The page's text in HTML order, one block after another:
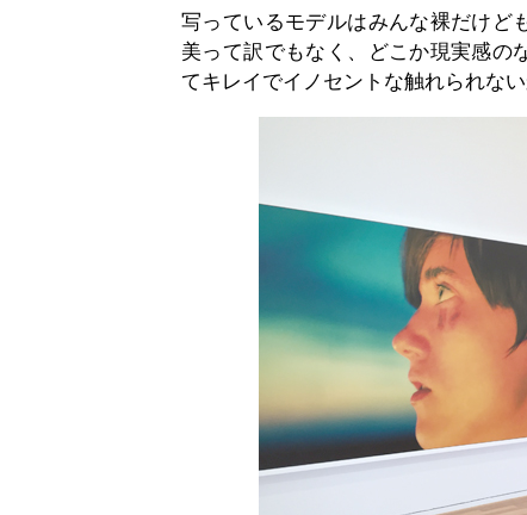
写っているモデルはみんな裸だけど
美って訳でもなく、どこか現実感の
てキレイでイノセントな触れられな